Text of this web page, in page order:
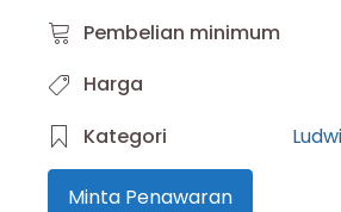
Pembelian minimum
Harga
Kategori
Minta Penawaran